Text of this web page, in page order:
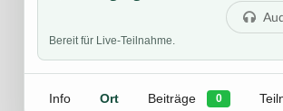
Bereit für Live-Teilnahme.
Info Ort Beiträge 0